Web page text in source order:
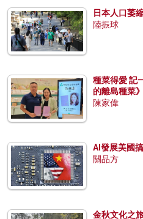
日本人口萎
陸振球
種菜得愛 記
的離島種菜》
陳家偉
AI發展美國
關品方
金秋文化之